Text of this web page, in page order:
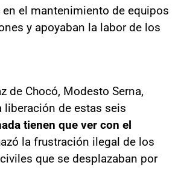
el mantenimiento de equipos
y apoyaban la labor de los
de Chocó, Modesto Serna,
liberación de estas seis
tienen que ver con el
la frustración ilegal de los
que se desplazaban por